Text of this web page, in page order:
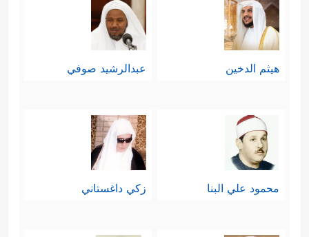
هيثم الدخين عبدالرشيد صوفي
محمود علي البنا زكي داغستاني